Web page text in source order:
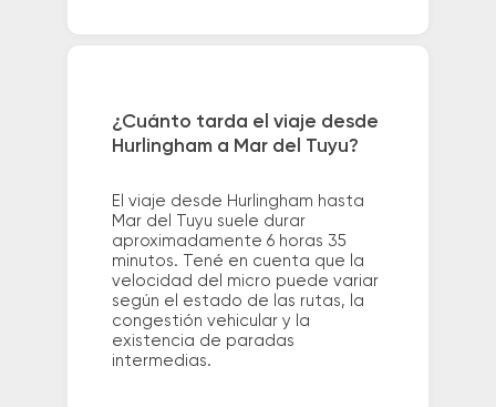
¿Cuánto tarda el viaje desde
Hurlingham a Mar del Tuyu?
El viaje desde Hurlingham hasta
Mar del Tuyu suele durar
aproximadamente 6 horas 35
minutos. Tené en cuenta que la
velocidad del micro puede variar
según el estado de las rutas, la
congestión vehicular y la
existencia de paradas
intermedias.